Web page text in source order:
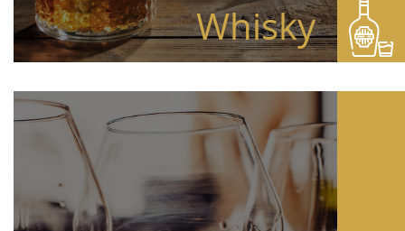
Whisky